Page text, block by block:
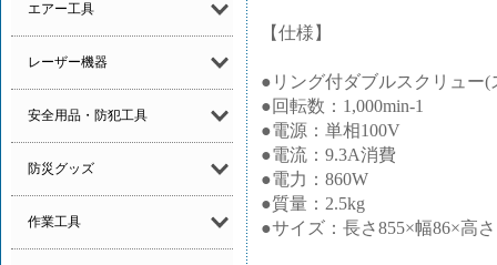
エアー工具
レーザー機器
安全用品・防犯工具
防災グッズ
作業工具
【仕様】
●リング付ダブルスクリュー(
●回転数：1,000min-1
●電源：単相100V
●電流：9.3A消費
●電力：860W
●質量：2.5kg
●サイズ：長さ855×幅86×高さ